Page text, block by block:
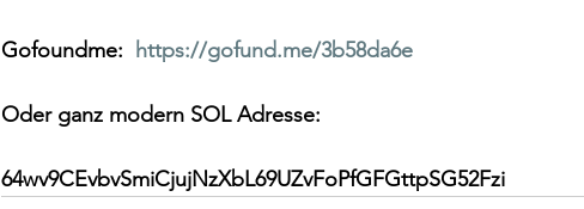
Gofoundme: https://gofund.me/3b58da6e
Oder ganz modern SOL Adresse:
64wv9CEvbvSmiCjujNzXbL69UZvFoPfGFGttpSG52Fzi